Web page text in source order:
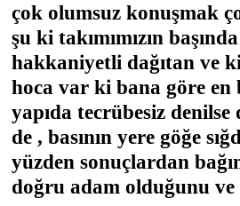
çok olumsuz konuşmak
şu ki takımımızın
hakkaniyetli dağıtan ve
hoca var ki bana göre en
yapıda tecrübesiz
de , basının yere göğe
yüzden sonuçlardan
doğru adam olduğunu